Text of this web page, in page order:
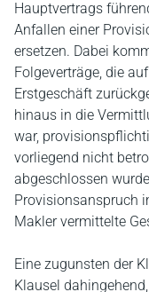
Hauptvertrags
Anfallen einer
ersetzen. Dabei
Folgeverträge, die
Erstgeschäft
hinaus in die
war,
vorliegend nicht
abgeschlossen
Provisionsanspruch
Makler vermittelte
Eine zugunsten der
Klausel